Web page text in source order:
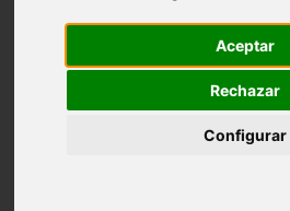
Aceptar
Rechazar
Configurar
Barcelona - sant-cugat-del-vallès
Alicante - l39alfàs-del-pi
Barcelona - vilanova-i-la-geltrú
Illes-balears - alcúdia
Illes-balears - sant-antoni-de-